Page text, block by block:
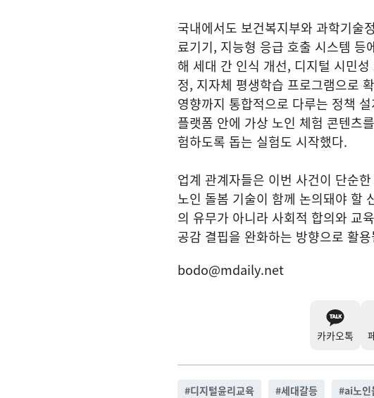
국내에서도 보건복지부와 과학기술
료기기, 지능형 응급 호출 시스템 등
해 세대 간 인식 개선, 디지털 시민
정, 지자체 평생학습 프로그램으로
영향까지 통합적으로 다루는 정책
플랫폼 안에 가상 노인 체험 콘텐츠
험하도록 돕는 실험도 시작했다.
업계 관계자들은 이번 사건이 단순
노인 돌봄 기술이 함께 논의돼야 할
의 유무가 아니라 사회적 합의와 교
공감 결핍을 완화하는 방향으로 활
bodo@mdaily.net
카카오톡
#디지털윤리교육 #세대갈등 #ai노인